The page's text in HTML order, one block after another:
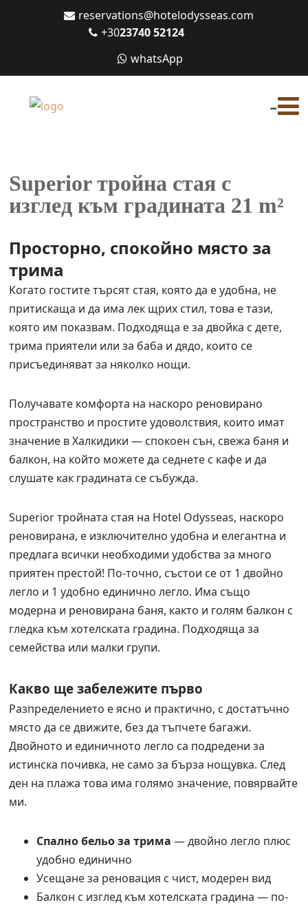
reservations@hotelodysseas.com
+3023740 52124
whatsApp
-
Superior тройна стая с
изглед към градината 21 m²
Просторно, спокойно място за
трима
Когато гостите търсят стая, която да е удобна, не
притискаща и да има лек щрих стил, това е тази,
която им показвам. Подходяща е за двойка с дете,
трима приятели или за баба и дядо, които се
присъединяват за няколко нощи.
Получавате комфорта на наскоро реновирано
пространство и простите удоволствия, които имат
значение в Халкидики — спокоен сън, свежа баня и
балкон, на който можете да седнете с кафе и да
слушате как градината се събужда.
Superior тройната стая на Hotel Odysseas, наскоро
реновирана, е изключително удобна и елегантна и
предлага всички необходими удобства за много
приятен престой! По-точно, състои се от 1 двойно
легло и 1 удобно единично легло. Има също
модерна и реновирана баня, както и голям балкон с
гледка към хотелската градина. Подходяща за
семейства или малки групи.
Какво ще забележите първо
Разпределението е ясно и практично, с достатъчно
място да се движите, без да тъпчете багажи.
Двойното и единичното легло са подредени за
истинска почивка, не само за бърза нощувка. След
ден на плажа това има голямо значение, повярвайте
ми.
Спално бельо за трима — двойно легло плюс
удобно единично
Усещане за реновация с чист, модерен вид
Балкон с изглед към хотелската градина — по-